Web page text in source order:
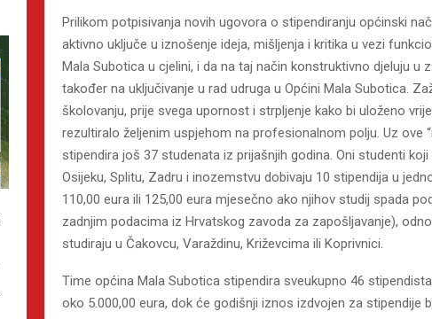
Prilikom potpisivanja novih ugovora o stipendiranju općinski
aktivno uključe u iznošenje ideja, mišljenja i kritika u vezi
Mala Subotica u cjelini, i da na taj način konstruktivno djeluju u
također na uključivanje u rad udruga u Općini Mala Subotica.
školovanju, prije svega upornost i strpljenje kako bi uloženo
rezultiralo željenim uspjehom na profesionalnom polju. Uz ove
stipendira još 37 studenata iz prijašnjih godina. Oni studenti
Osijeku, Splitu, Zadru i inozemstvu dobivaju 10 stipendija u
110,00 eura ili 125,00 eura mjesečno ako njihov studij spada
zadnjim podacima iz Hrvatskog zavoda za zapošljavanje),
studiraju u Čakovcu, Varaždinu, Križevcima ili Koprivnici.
Time općina Mala Subotica stipendira sveukupno 46
oko 5.000,00 eura, dok će godišnji iznos izdvojen za stipendije